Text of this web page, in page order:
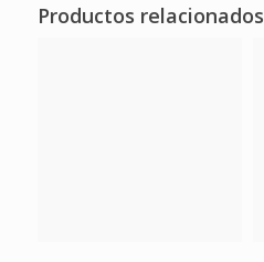
Productos relacionados